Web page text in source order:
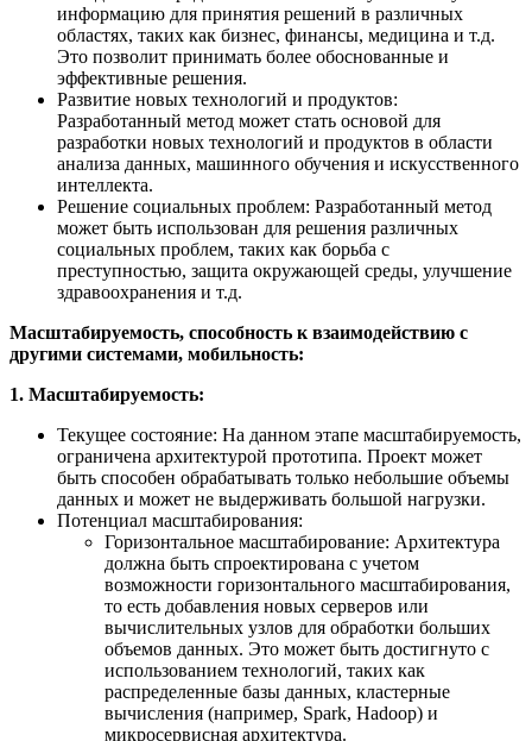
информацию для принятия решений в различных
областях, таких как бизнес, финансы, медицина и т.д.
Это позволит принимать более обоснованные и
эффективные решения.
Развитие новых технологий и продуктов:
Разработанный метод может стать основой для
разработки новых технологий и продуктов в области
анализа данных, машинного обучения и искусственного
интеллекта.
Решение социальных проблем: Разработанный метод
может быть использован для решения различных
социальных проблем, таких как борьба с
преступностью, защита окружающей среды, улучшение
здравоохранения и т.д.
Масштабируемость, способность к взаимодействию с
другими системами, мобильность:
1. Масштабируемость:
Текущее состояние: На данном этапе масштабируемость,
ограничена архитектурой прототипа. Проект может
быть способен обрабатывать только небольшие объемы
данных и может не выдерживать большой нагрузки.
Потенциал масштабирования:
Горизонтальное масштабирование: Архитектура
должна быть спроектирована с учетом
возможности горизонтального масштабирования,
то есть добавления новых серверов или
вычислительных узлов для обработки больших
объемов данных. Это может быть достигнуто с
использованием технологий, таких как
распределенные базы данных, кластерные
вычисления (например, Spark, Hadoop) и
микросервисная архитектура.